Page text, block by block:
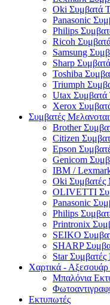
Oki Συμβατά
Panasonic
Philips
Ricoh
Samsung
Sharp
Toshiba
Triumph
Utax Συμβατά
Xerox
Συμβατές
Brother
Citizen
Epson
Genicom
IBM / Lexmark
Oki Συμβατές
OLIVETTI
Panasonic
Philips
Printronix
SEIKO
SHARP
Star Συμβατές
Χαρτικά - Αξεσουάρ
Μπαλόνια
Εκτυπωτές